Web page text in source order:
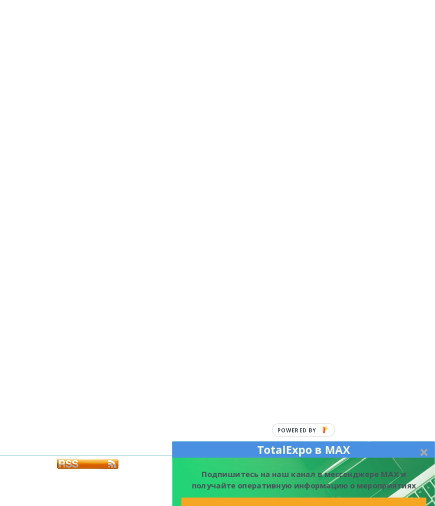
TotalExpo в MAX
Подпишитесь на наш канал в мессенджере MAX и
получайте оперативную информацию о мероприятиях
POWERED BY